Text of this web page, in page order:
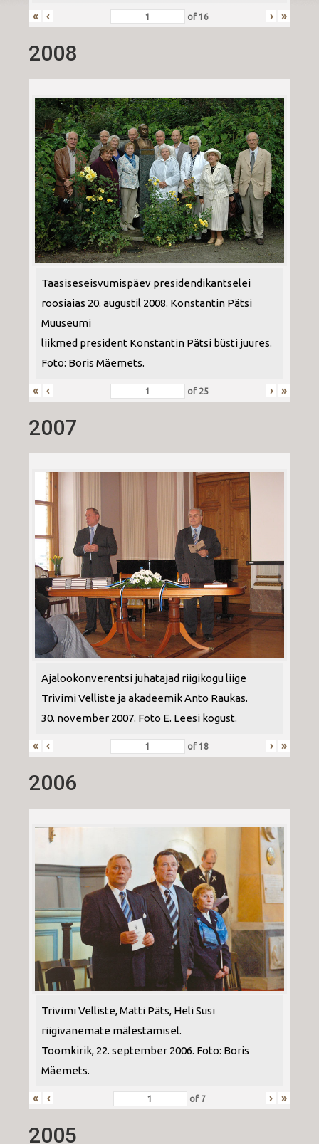
« ‹ of16 › »
2008
Taasiseseisvumispäev presidendikantselei
roosiaias 20. augustil 2008. Konstantin Pätsi
Muuseumi
liikmed president Konstantin Pätsi büsti juures.
Foto: Boris Mäemets.
« ‹ of 25 › »
2007
Ajalookonverentsi juhatajad riigikogu liige
Trivimi Velliste ja akadeemik Anto Raukas.
30. november 2007. Foto E. Leesi kogust.
« ‹ of18 › »
2006
Trivimi Velliste, Matti Päts, Heli Susi
riigivanemate mälestamisel.
Toomkirik, 22. september 2006. Foto: Boris
Mäemets.
« ‹ of 7 › »
2005